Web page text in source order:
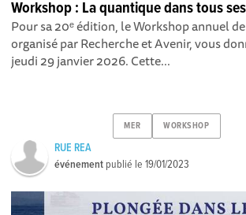
Workshop : La quantique dans tous
Pour sa 20ᵉ édition, le Workshop annuel
organisé par Recherche et Avenir, vous
jeudi 29 janvier 2026. Cette...
MER WORKSHOP
RUE REA
événement publié le19/01/2023